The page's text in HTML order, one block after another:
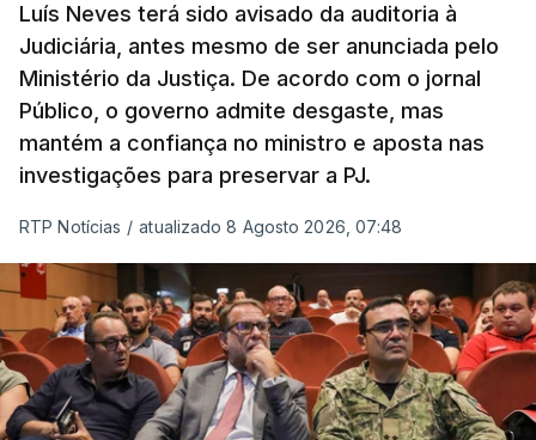
Luís Neves terá sido avisado da auditoria à
Judiciária, antes mesmo de ser anunciada pelo
Ministério da Justiça. De acordo com o jornal
Público, o governo admite desgaste, mas
mantém a confiança no ministro e aposta nas
investigações para preservar a PJ.
RTP Notícias / atualizado 8 Agosto 2026, 07:48